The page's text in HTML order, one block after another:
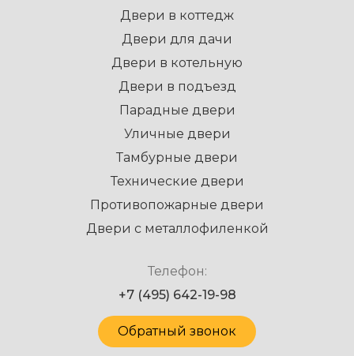
Двери в коттедж
Двери для дачи
Двери в котельную
Двери в подъезд
Парадные двери
Уличные двери
Тамбурные двери
Технические двери
Противопожарные двери
Двери с металлофиленкой
Телефон:
+7 (495) 642-19-98
Обратный звонок